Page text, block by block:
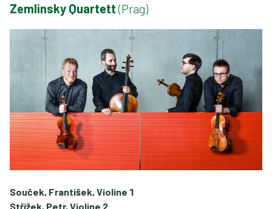
Zemlinsky Quartett(Prag)
Souček, František, Violine 1
Střížek, Petr, Violine 2